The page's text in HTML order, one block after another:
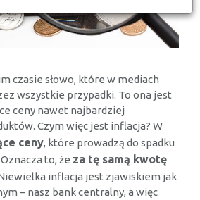
czasie słowo, które w mediach
wszystkie przypadki. To ona jest
ceny nawet najbardziej
Czym więc jest inflacja? W
ceny, które prowadzą do spadku
to, że za tę samą kwotę
inflacja jest zjawiskiem jak
– nasz bank centralny, a więc